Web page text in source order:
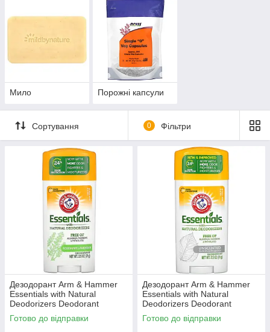
Мило Порожні капсули
Сортування 0 Фільтри
Дезодорант Arm & Hammer
Essentials with Natural
Deodorizers Deodorant
Rosemary Lavender 71 г
Готово до відправки
Дезодорант Arm & Hammer
Essentials with Natural
Deodorizers Deodorant
Unscented 71 г
Готово до відправки